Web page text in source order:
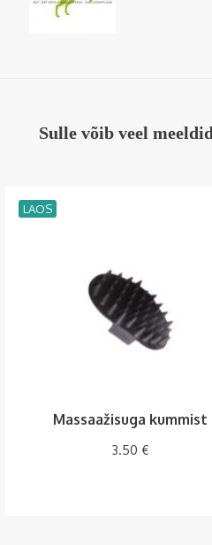
Sulle võib veel
Massaažisuga kummist
3.50 €
LAOS